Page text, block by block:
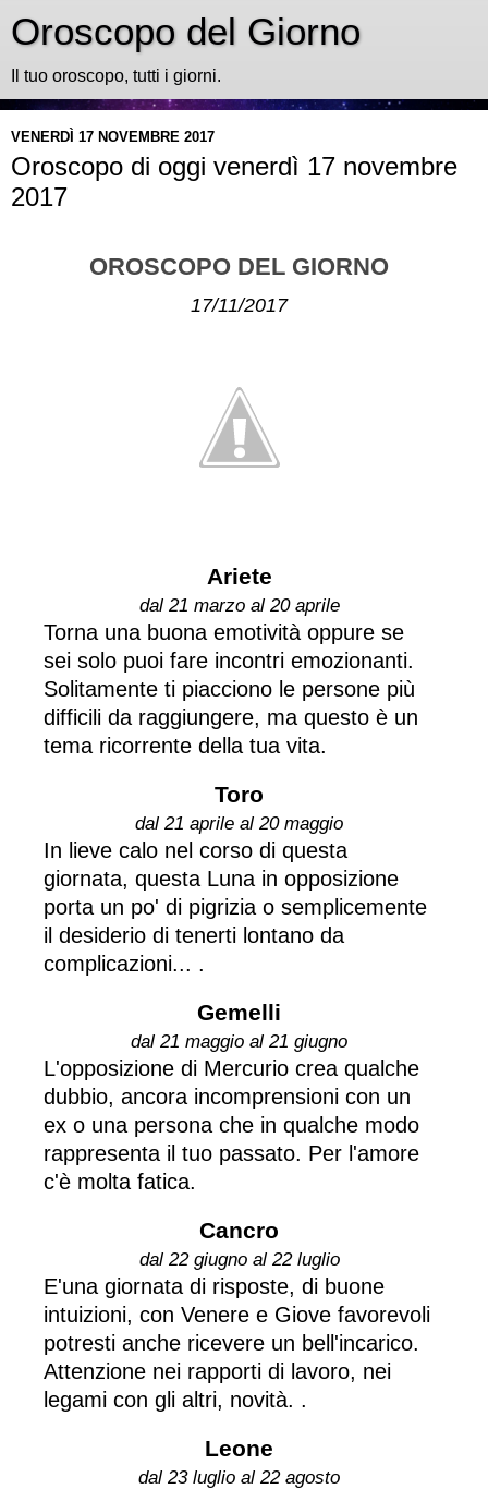
Oroscopo del Giorno
Il tuo oroscopo, tutti i giorni.
VENERDÌ 17 NOVEMBRE 2017
Oroscopo di oggi venerdì 17 novembre
2017
OROSCOPO DEL GIORNO
17/11/2017
Ariete
dal 21 marzo al 20 aprile
Torna una buona emotività oppure se
sei solo puoi fare incontri emozionanti.
Solitamente ti piacciono le persone più
difficili da raggiungere, ma questo è un
tema ricorrente della tua vita.
Toro
dal 21 aprile al 20 maggio
In lieve calo nel corso di questa
giornata, questa Luna in opposizione
porta un po' di pigrizia o semplicemente
il desiderio di tenerti lontano da
complicazioni... .
Gemelli
dal 21 maggio al 21 giugno
L'opposizione di Mercurio crea qualche
dubbio, ancora incomprensioni con un
ex o una persona che in qualche modo
rappresenta il tuo passato. Per l'amore
c'è molta fatica.
Cancro
dal 22 giugno al 22 luglio
E'una giornata di risposte, di buone
intuizioni, con Venere e Giove favorevoli
potresti anche ricevere un bell'incarico.
Attenzione nei rapporti di lavoro, nei
legami con gli altri, novità. .
Leone
dal 23 luglio al 22 agosto